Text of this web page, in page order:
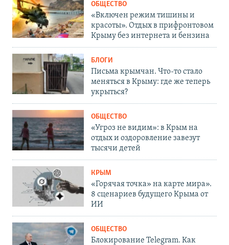
ОБЩЕСТВО
«Включен режим тишины и
красоты». Отдых в прифронтовом
Крыму без интернета и бензина
БЛОГИ
Письма крымчан. Что-то стало
меняться в Крыму: где же теперь
укрыться?
ОБЩЕСТВО
«Угроз не видим»: в Крым на
отдых и оздоровление завезут
тысячи детей
КРЫМ
«Горячая точка» на карте мира».
8 сценариев будущего Крыма от
ИИ
ОБЩЕСТВО
Блокирование Telegram. Как